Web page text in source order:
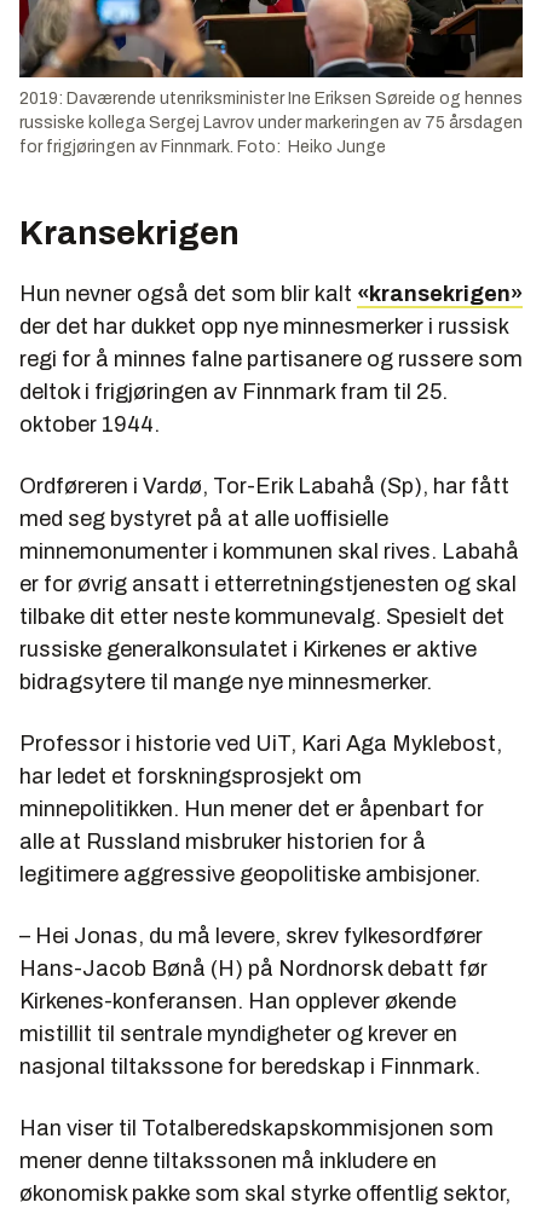
2019: Daværende utenriksminister Ine Eriksen Søreide og hennes
russiske kollega Sergej Lavrov under markeringen av 75 årsdagen
for frigjøringen av Finnmark. Foto: Heiko Junge
Kransekrigen
Hun nevner også det som blir kalt «kransekrigen»
der det har dukket opp nye minnesmerker i russisk
regi for å minnes falne partisanere og russere som
deltok i frigjøringen av Finnmark fram til 25.
oktober 1944.
Ordføreren i Vardø, Tor-Erik Labahå (Sp), har fått
med seg bystyret på at alle uoffisielle
minnemonumenter i kommunen skal rives. Labahå
er for øvrig ansatt i etterretningstjenesten og skal
tilbake dit etter neste kommunevalg. Spesielt det
russiske generalkonsulatet i Kirkenes er aktive
bidragsytere til mange nye minnesmerker.
Professor i historie ved UiT, Kari Aga Myklebost,
har ledet et forskningsprosjekt om
minnepolitikken. Hun mener det er åpenbart for
alle at Russland misbruker historien for å
legitimere aggressive geopolitiske ambisjoner.
– Hei Jonas, du må levere, skrev fylkesordfører
Hans-Jacob Bønå (H) på Nordnorsk debatt før
Kirkenes-konferansen. Han opplever økende
mistillit til sentrale myndigheter og krever en
nasjonal tiltakssone for beredskap i Finnmark.
Han viser til Totalberedskapskommisjonen som
mener denne tiltakssonen må inkludere en
økonomisk pakke som skal styrke offentlig sektor,